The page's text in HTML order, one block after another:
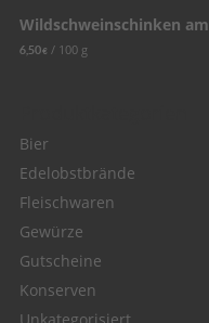
Wildschweinschinken
6,50€ / 100 g
Bier
Edelobstbrände
Fleischwaren
Gewürze
Gutscheine
Konserven